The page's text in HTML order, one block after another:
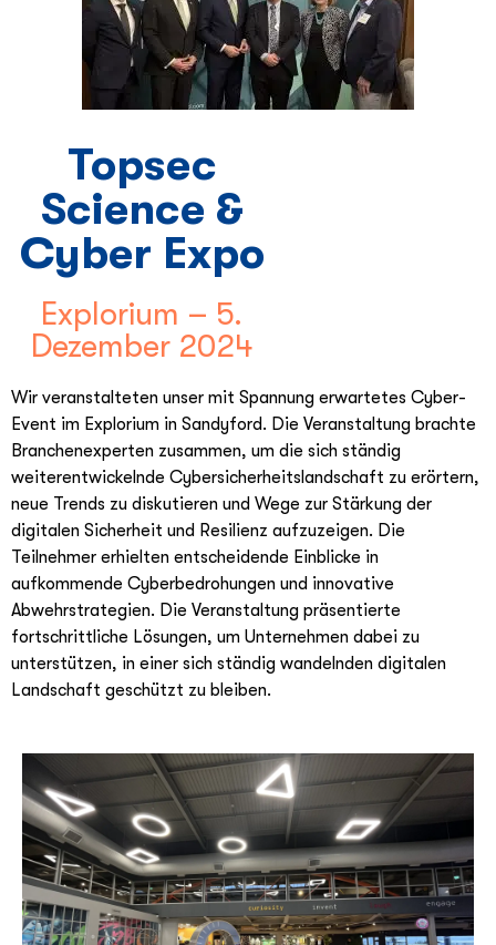
Topsec
Science &
Cyber Expo
Explorium – 5.
Dezember 2024
Wir veranstalteten unser mit Spannung erwartetes Cyber-
Event im Explorium in Sandyford. Die Veranstaltung brachte
Branchenexperten zusammen, um die sich ständig
weiterentwickelnde Cybersicherheitslandschaft zu erörtern,
neue Trends zu diskutieren und Wege zur Stärkung der
digitalen Sicherheit und Resilienz aufzuzeigen. Die
Teilnehmer erhielten entscheidende Einblicke in
aufkommende Cyberbedrohungen und innovative
Abwehrstrategien. Die Veranstaltung präsentierte
fortschrittliche Lösungen, um Unternehmen dabei zu
unterstützen, in einer sich ständig wandelnden digitalen
Landschaft geschützt zu bleiben.